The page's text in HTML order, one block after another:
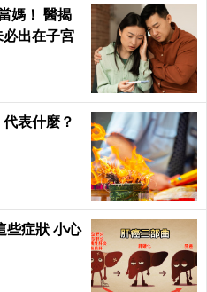
媽！ 醫揭
必出在子宮
表什麼？
些症狀 小心